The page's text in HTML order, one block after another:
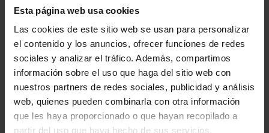
Esta página web usa cookies
Las cookies de este sitio web se usan para personalizar
el contenido y los anuncios, ofrecer funciones de redes
sociales y analizar el tráfico. Además, compartimos
información sobre el uso que haga del sitio web con
nuestros partners de redes sociales, publicidad y análisis
web, quienes pueden combinarla con otra información
que les haya proporcionado o que hayan recopilado a
partir del uso que haya hecho de sus servicios.
Dolor neuropático: Si experimentas dolor neuropático,
como dolor por lesión nerviosa o neuralgia.
Dolor musculoesquelético: Si experimentas dolor
musculoesquelético, como dolor de espalda, cuello o